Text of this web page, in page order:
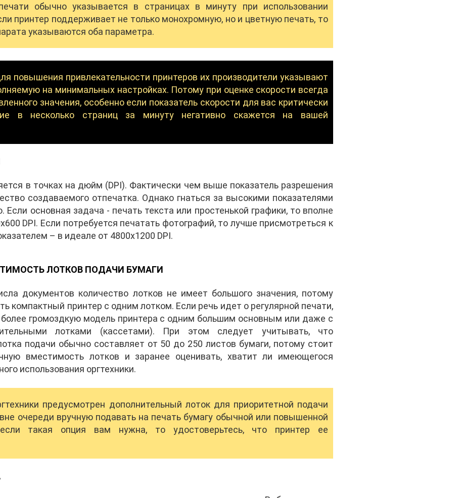
обычно указывается в страницах в минуту при использовании
принтер поддерживает не только монохромную, но и цветную печать, то
указываются оба параметра.
повышения привлекательности принтеров их производители указывают
на минимальных настройках. Потому при оценке скорости всегда
значения, особенно если показатель скорости для вас критически
в несколько страниц за минуту негативно скажется на вашей
в точках на дюйм (DPI). Фактически чем выше показатель разрешения
создаваемого отпечатка. Однако гнаться за высокими показателями
Если основная задача - печать текста или простенькой графики, то вполне
DPI. Если потребуется печатать фотографий, то лучше присмотреться к
– в идеале от 4800х1200 DPI.
ЛОТКОВ ПОДАЧИ БУМАГИ
документов количество лотков не имеет большого значения, потому
компактный принтер с одним лотком. Если речь идет о регулярной печати,
громоздкую модель принтера с одним большим основным или даже с
лотками (кассетами). При этом следует учитывать, что
подачи обычно составляет от 50 до 250 листов бумаги, потому стоит
вместимость лотков и заранее оценивать, хватит ли имеющегося
использования оргтехники.
предусмотрен дополнительный лоток для приоритетной подачи
очереди вручную подавать на печать бумагу обычной или повышенной
такая опция вам нужна, то удостоверьтесь, что принтер ее